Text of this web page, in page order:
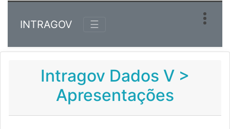
INTRAGOV ☰
Intragov Dados V >
Apresentações